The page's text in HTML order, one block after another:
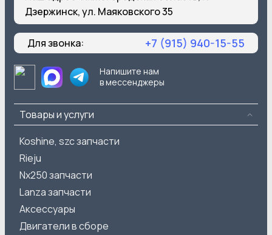
Дзержинск, ул. Маяковского 35
Для звонка: +7 (915) 940-15-55
Напишите нам
в мессенджеры
Товары и услуги
Koshine, szc запчасти
Rieju
Nx250 запчасти
Lanza запчасти
Аксессуары
Двигатели в сборе